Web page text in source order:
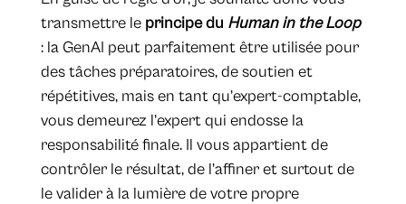
transmettre le principe du Human in the Loop
: la GenAI peut parfaitement être utilisée pour
des tâches préparatoires, de soutien et
répétitives, mais en tant qu’expert-comptable,
vous demeurez l’expert qui endosse la
responsabilité finale. Il vous appartient de
contrôler le résultat, de l’affiner et surtout de
le valider à la lumière de votre propre